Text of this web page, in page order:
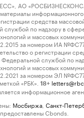
АО
информационного
средства
службой по надзору в
и массовых
за номером ИА
о регистрации
службой по
и массовых
за номером ЭЛ
«РБК».
18+
информационное
Мосбиржа Санкт-
Cbonds.